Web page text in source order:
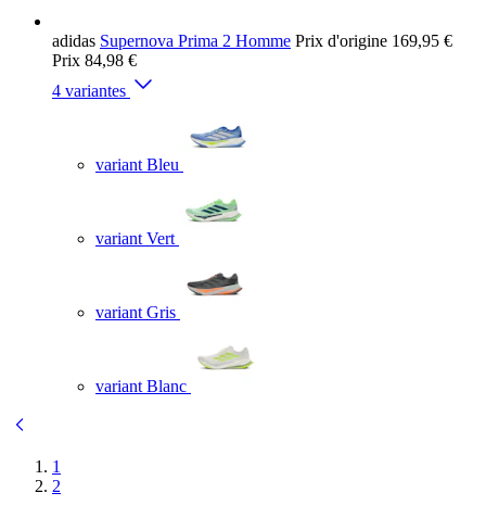
adidas Supernova Prima 2 Homme Prix d'origine 169,95 €
Prix 84,98 €
4 variantes
variant Bleu
variant Vert
variant Gris
variant Blanc
1
2